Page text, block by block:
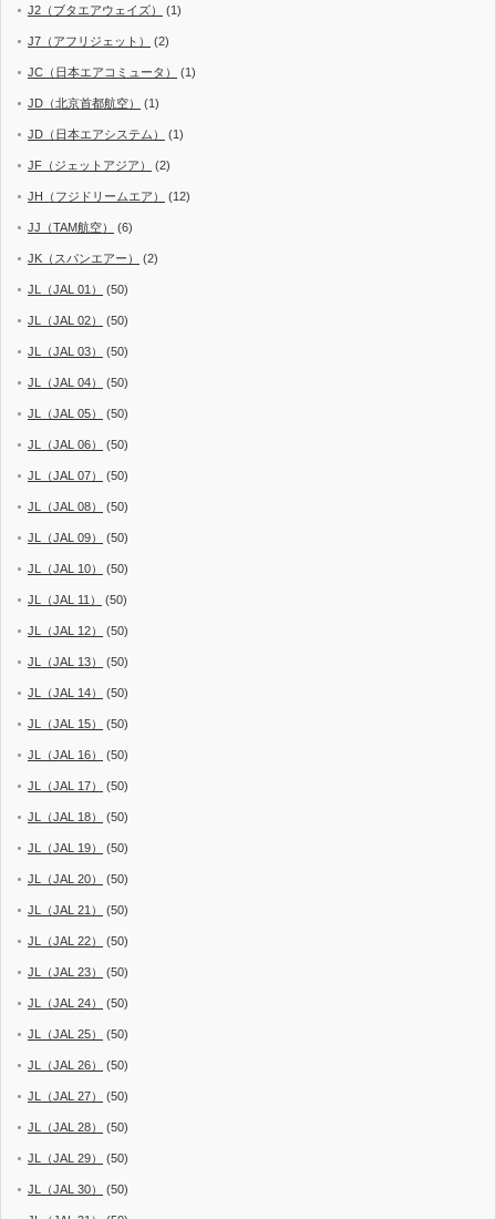
J2（ブタエアウェイズ） (1)
J7（アフリジェット） (2)
JC（日本エアコミュータ） (1)
JD（北京首都航空） (1)
JD（日本エアシステム） (1)
JF（ジェットアジア） (2)
JH（フジドリームエア） (12)
JJ（TAM航空） (6)
JK（スパンエアー） (2)
JL（JAL 01） (50)
JL（JAL 02） (50)
JL（JAL 03） (50)
JL（JAL 04） (50)
JL（JAL 05） (50)
JL（JAL 06） (50)
JL（JAL 07） (50)
JL（JAL 08） (50)
JL（JAL 09） (50)
JL（JAL 10） (50)
JL（JAL 11） (50)
JL（JAL 12） (50)
JL（JAL 13） (50)
JL（JAL 14） (50)
JL（JAL 15） (50)
JL（JAL 16） (50)
JL（JAL 17） (50)
JL（JAL 18） (50)
JL（JAL 19） (50)
JL（JAL 20） (50)
JL（JAL 21） (50)
JL（JAL 22） (50)
JL（JAL 23） (50)
JL（JAL 24） (50)
JL（JAL 25） (50)
JL（JAL 26） (50)
JL（JAL 27） (50)
JL（JAL 28） (50)
JL（JAL 29） (50)
JL（JAL 30） (50)